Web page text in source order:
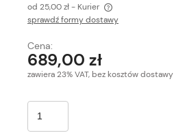
od 25,00 zł- Kurier
Cena nie zawiera ewentualnych
sprawdź formy dostawy
Cena:
689,00 zł
zawiera 23% VAT, bez kosztów dostawy